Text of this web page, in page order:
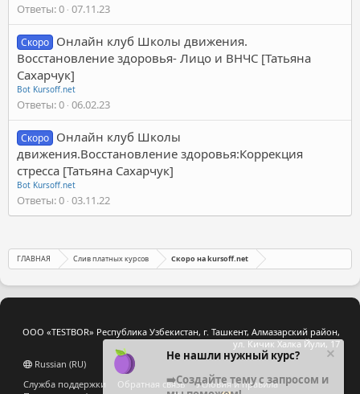
Ответы 0 07.11.23
Скоро Онлайн клуб Школы движения.
Восстановление здоровья- Лицо и ВНЧС [Татьяна
Сахарчук]
Bot Kursoff.net
Ответы 0 06.02.23
Скоро Онлайн клуб Школы
движения.Восстановление здоровья:Коррекция
стресса [Татьяна Сахарчук]
Bot Kursoff.net
Ответы 0 03.11.22
ГЛАВНАЯ Слив платных курсов Скоро на kursoff.net
ООО «TESTBOR» Республика Узбекистан, г. Ташкент, Алмазарский район,
ул. Кичик Халка Йули, 17
Russian (RU)
Служба поддержки
Обратная связь
Условия и правила
Не нашли нужный курс?
➡️Создайте тему с запросом и